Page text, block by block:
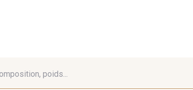
poids...